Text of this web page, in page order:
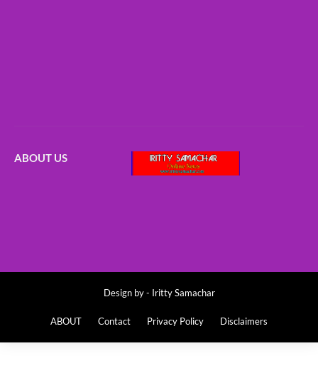
ABOUT US
Design by - Iritty Samachar
ABOUT Contact Privacy Policy Disclaimers